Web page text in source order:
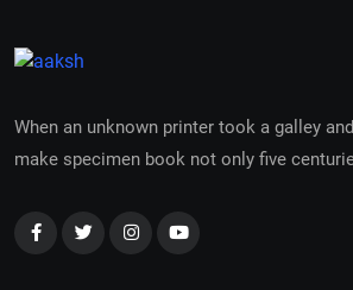
When an unknown printer took a galley
make specimen book not only five